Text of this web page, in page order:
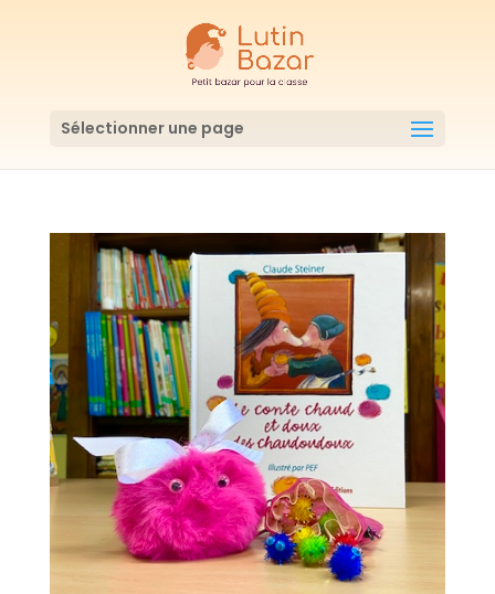
Sélectionner une page